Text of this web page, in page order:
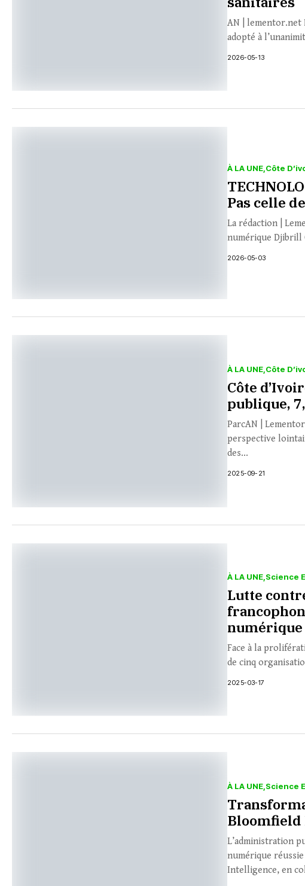
AN | lementor.net
adopté à
2026-05-13
À LA UNE Côte
Pas celle
La rédaction |
numérique Djibrill
2026-05-03
À LA UNE Côte
Côte
publique,
ParcAN |
perspective
des...
2025-09-21
À LA UNE Science
Lutte
Face à la
de cinq
2025-03-17
À LA UNE Science
Bloomfield
L’administration
numérique
Intelligence, en